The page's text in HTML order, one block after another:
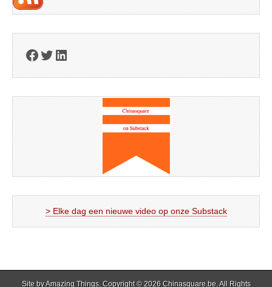
Facebook
Twitter
LinkedIn
> Elke dag een nieuwe video op onze Substack
Site byAmazing Things. Copyright © 2026 Chinasquare.be. All Rights